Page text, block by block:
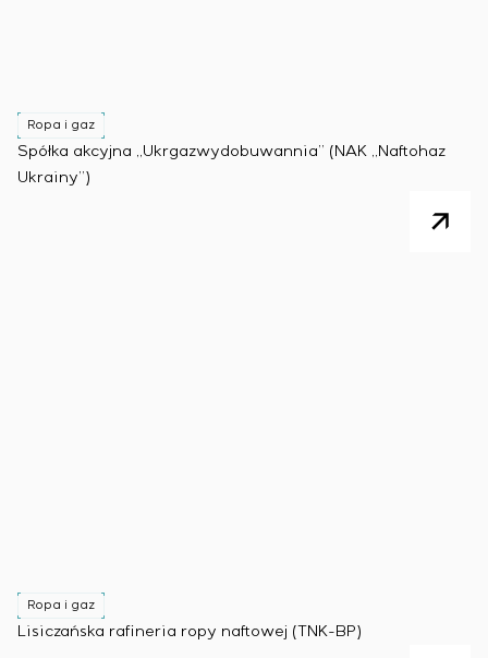
Ropa i gaz
Spółka akcyjna „Ukrgazwydobuwannia” (NAK „Naftohaz
Ukrainy”)
Ropa i gaz
Lisiczańska rafineria ropy naftowej (TNK-BP)